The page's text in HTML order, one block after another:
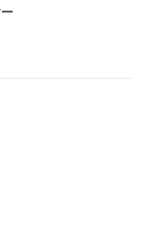
を行うため
連する商品・サービスの
険、損害保険及びこれら
有価証券・金融商品の
誘・販売、サービスの
ため
又はご本人の代理人で